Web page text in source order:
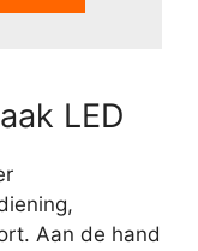
LED
Aan de hand